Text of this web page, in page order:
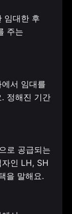
임대한 후
주는
서 임대를
정해진 기간
로 공급되는
인 LH, SH
을 말해요.